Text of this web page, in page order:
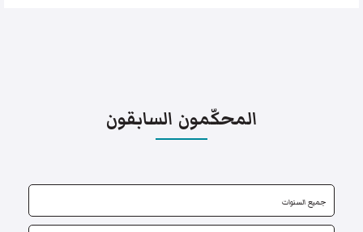
المحكّمون السابقون